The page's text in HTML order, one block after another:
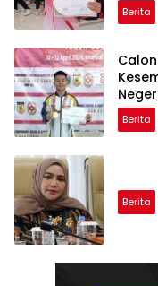
Berita
Berita
Berita